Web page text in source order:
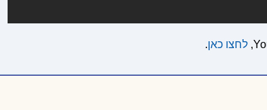
לחצו כאן.